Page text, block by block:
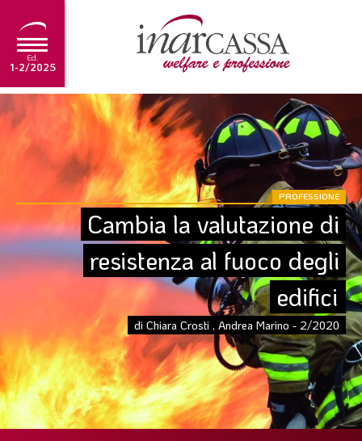
Ed.
1-2/2025
NEWS
EDITORIALE
TUTORIAL
SCADENZARIO
ARCHIVIO
1-2/2025
SOMMARIO
EDITORIALE
PREVIDENZA
PROFESSIONE
Cambia la valutazione di
resistenza al fuoco degli
edifici
di Chiara Crosti , Andrea Marino - 2/2020